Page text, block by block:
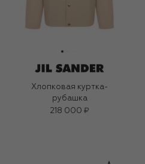
Хлопковая куртка-
рубашка
218 000 ₽